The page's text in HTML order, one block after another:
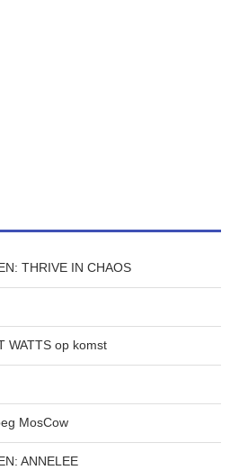
THRIVE IN CHAOS
WATTS op komst
MosCow
ANNELEE